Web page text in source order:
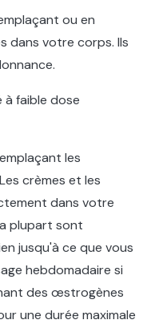
ou en
dans votre corps. Ils
à faible dose
les
crèmes et les
dans votre
plupart sont
jusqu'à ce que vous
hebdomadaire si
des œstrogènes
une durée maximale